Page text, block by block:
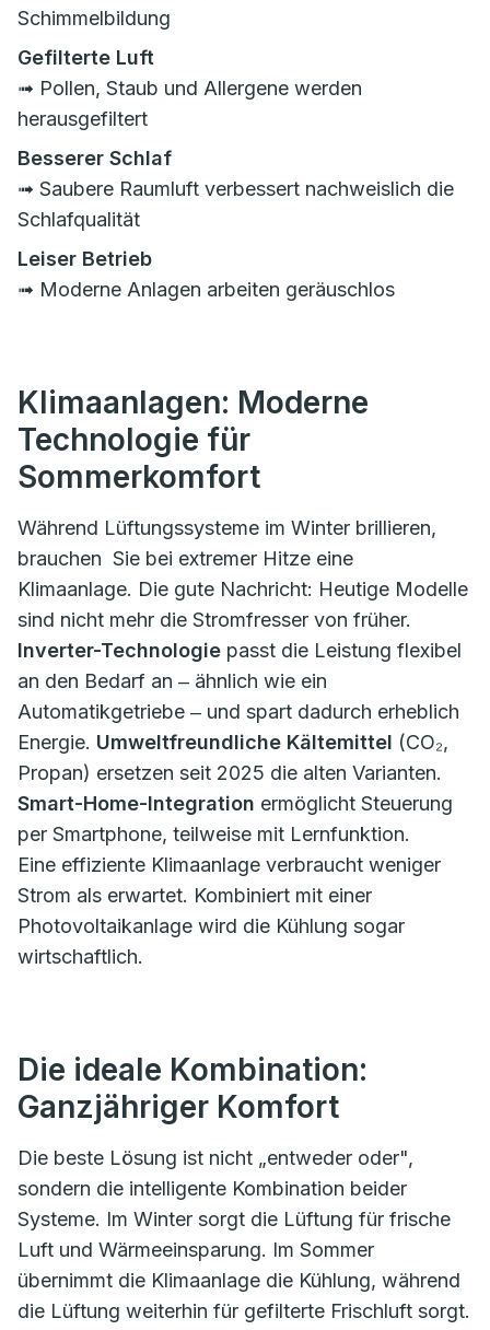
Schimmelbildung
Gefilterte Luft
➟ Pollen, Staub und Allergene werden
herausgefiltert
Besserer Schlaf
➟ Saubere Raumluft verbessert nachweislich die
Schlafqualität
Leiser Betrieb
➟ Moderne Anlagen arbeiten geräuschlos
Klimaanlagen: Moderne
Technologie für
Sommerkomfort
Während Lüftungssysteme im Winter brillieren,
brauchen Sie bei extremer Hitze eine
Klimaanlage. Die gute Nachricht: Heutige Modelle
sind nicht mehr die Stromfresser von früher.
Inverter-Technologie passt die Leistung flexibel
an den Bedarf an ‒ ähnlich wie ein
Automatikgetriebe ‒ und spart dadurch erheblich
Energie. Umweltfreundliche Kältemittel (CO₂,
Propan) ersetzen seit 2025 die alten Varianten.
Smart-Home-Integration ermöglicht Steuerung
per Smartphone, teilweise mit Lernfunktion.
Eine effiziente Klimaanlage verbraucht weniger
Strom als erwartet. Kombiniert mit einer
Photovoltaikanlage wird die Kühlung sogar
wirtschaftlich.
Die ideale Kombination:
Ganzjähriger Komfort
Die beste Lösung ist nicht „entweder oder",
sondern die intelligente Kombination beider
Systeme. Im Winter sorgt die Lüftung für frische
Luft und Wärmeeinsparung. Im Sommer
übernimmt die Klimaanlage die Kühlung, während
die Lüftung weiterhin für gefilterte Frischluft sorgt.